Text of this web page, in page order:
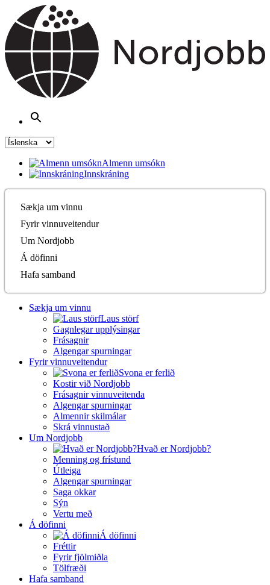
Almenn umsókn
Innskráning
Sækja um vinnu
Fyrir vinnuveitendur
Um Nordjobb
Á döfinni
Hafa samband
Sækja um vinnu
Laus störf
Gagnlegar upplýsingar
Frásagnir
Algengar spurningar
Fyrir vinnuveitendur
Svona er ferlið
Kostir við Nordjobb
Frásagnir vinnuveitenda
Algengar spurningar
Almennir skilmálar
Skrá vinnustað
Um Nordjobb
Hvað er Nordjobb?
Menning og frístund
Útleiga
Algengar spurningar
Saga okkar
Sýn
Vertu með
Á döfinni
Á döfinni
Fréttir
Fyrir fjölmiðla
Tölfræði
Hafa samband